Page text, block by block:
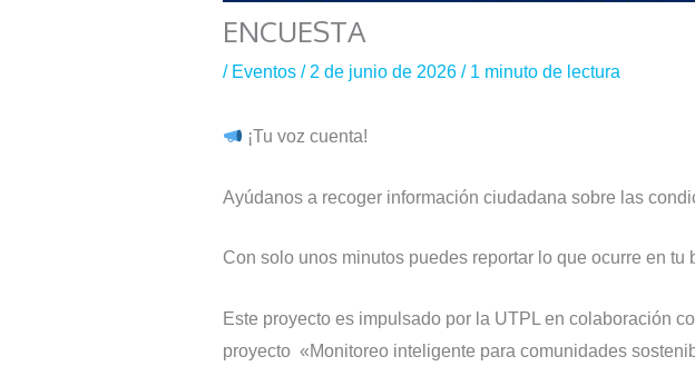
ENCUESTA
/ Eventos / 2 de junio de 2026 / 1 minuto de lectura
¡Tu voz cuenta!
Ayúdanos a recoger información ciudadana sobre las
Con solo unos minutos puedes reportar lo que ocurre en
Este proyecto es impulsado por la UTPL en colaboración
proyecto «Monitoreo inteligente para comunidades